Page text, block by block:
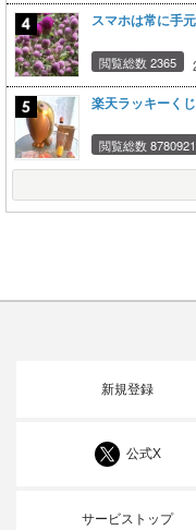
スマホは常に手
閲覧総数 2365
楽天ラッキーく
閲覧総数 8780921
新規登録
公式X
サービストップ